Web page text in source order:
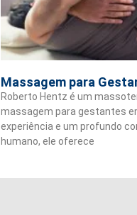
Massagem para
Roberto Hentz é um
massagem para gestantes
experiência e um profundo
humano, ele oferece